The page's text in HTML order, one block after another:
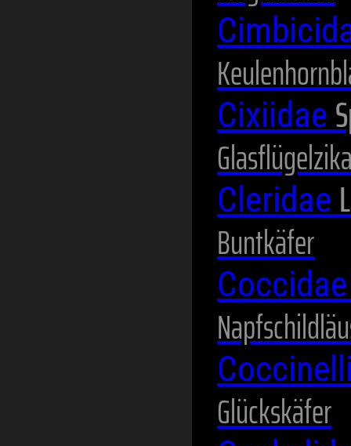
Cixiidae
Cleridae
Buntkäfer
Glückskäfer